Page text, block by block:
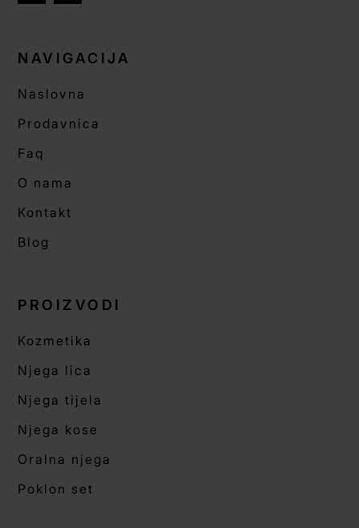
NAVIGACIJA
Naslovna
Prodavnica
Faq
O nama
Kontakt
Blog
PROIZVODI
Kozmetika
Njega lica
Njega tijela
Njega kose
Oralna njega
Poklon set